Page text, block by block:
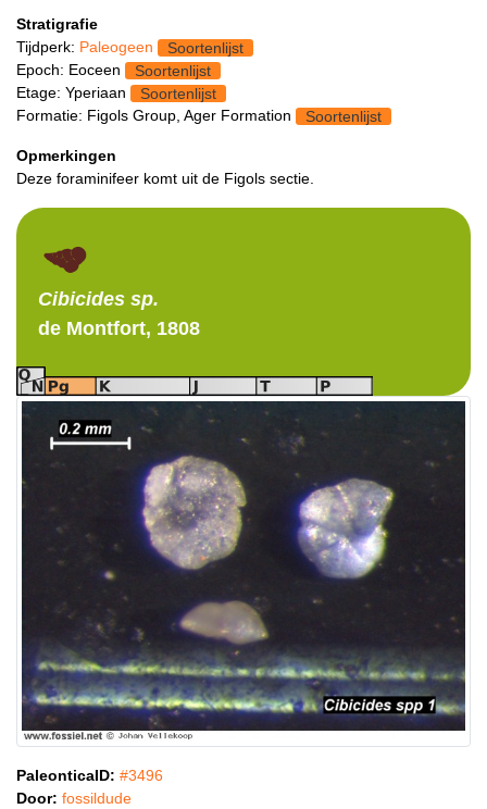
Stratigrafie
Tijdperk: Paleogeen
Soortenlijst
Epoch: Eoceen
Soortenlijst
Etage: Yperiaan
Soortenlijst
Formatie: Figols Group, Ager Formation
Soortenlijst
Opmerkingen
Deze foraminifeer komt uit de Figols sectie.
Cibicides sp.
de Montfort, 1808
PaleonticaID: #3496
Door: fossildude